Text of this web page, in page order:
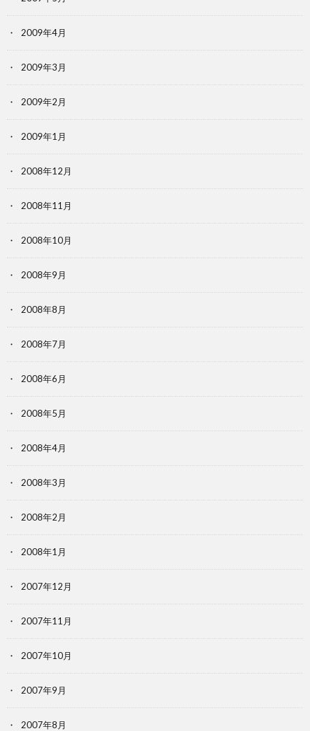
2009年4月
2009年3月
2009年2月
2009年1月
2008年12月
2008年11月
2008年10月
2008年9月
2008年8月
2008年7月
2008年6月
2008年5月
2008年4月
2008年3月
2008年2月
2008年1月
2007年12月
2007年11月
2007年10月
2007年9月
2007年8月